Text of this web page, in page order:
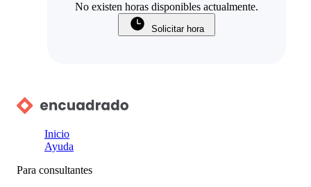
No existen horas disponibles actualmente.
Solicitar hora
Inicio
Ayuda
Para consultantes